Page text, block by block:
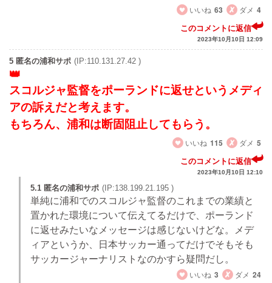
いいね 63 ダメ 4
このコメントに返信
2023年10月10日 12:09
5 匿名の浦和サポ (IP:110.131.27.42 )
スコルジャ監督をポーランドに返せというメディ
アの訴えだと考えます。
もちろん、浦和は断固阻止してもらう。
いいね 115 ダメ 5
このコメントに返信
2023年10月10日 12:10
5.1 匿名の浦和サポ (IP:138.199.21.195 )
単純に浦和でのスコルジャ監督のこれまでの業績と
置かれた環境について伝えてるだけで、ポーランド
に返せみたいなメッセージは感じないけどな。メデ
ィアというか、日本サッカー通ってだけでそもそも
サッカージャーナリストなのかすら疑問だし。
いいね 3 ダメ 24